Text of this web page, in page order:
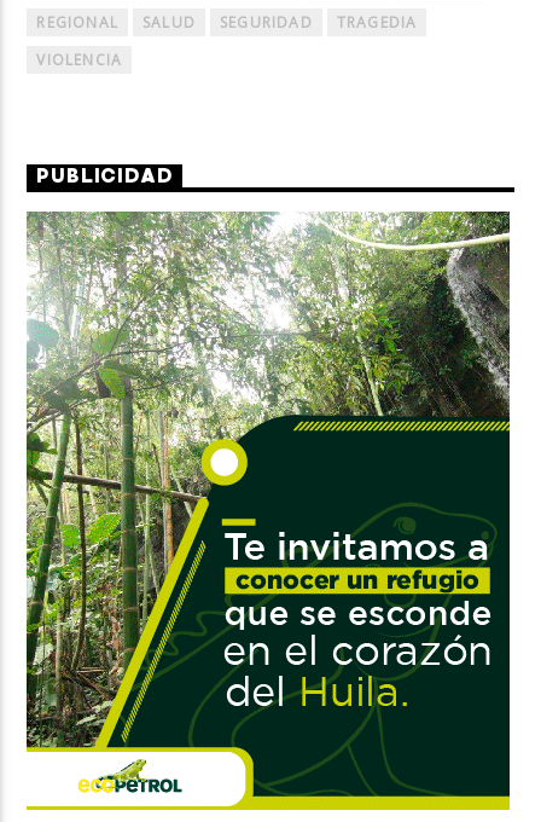
REGIONAL
SALUD SEGURIDAD
TRAGEDIA
VIOLENCIA
PUBLICIDAD